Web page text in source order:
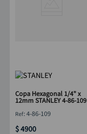
Copa Hexagonal 1/4" x
12mm STANLEY 4-86-109
:4-86-109
$4900